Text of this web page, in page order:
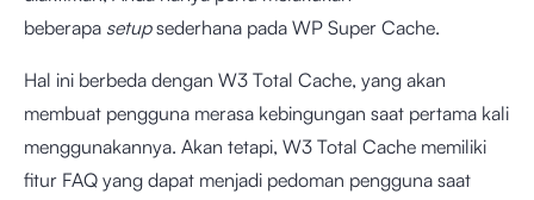
beberapa setupsederhana pada WP Super Cache.
Hal ini berbeda dengan W3 Total Cache, yang akan
membuat pengguna merasa kebingungan saat pertama kali
menggunakannya. Akan tetapi, W3 Total Cache memiliki
fitur FAQ yang dapat menjadi pedoman pengguna saat